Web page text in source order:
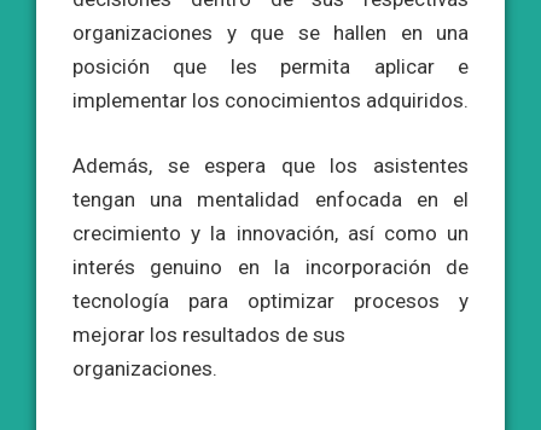
organizaciones y que se hallen en una
posición que les permita aplicar e
implementar los conocimientos adquiridos.
Además, se espera que los asistentes
tengan una mentalidad enfocada en el
crecimiento y la innovación, así como un
interés genuino en la incorporación de
tecnología para optimizar procesos y
mejorar los resultados de sus
organizaciones.